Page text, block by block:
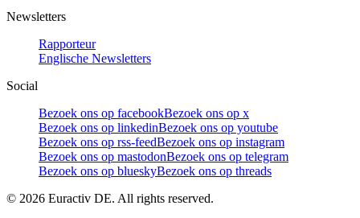
Newsletters
Rapporteur
Englische Newsletters
Social
Bezoek ons op facebookBezoek ons op x
Bezoek ons op linkedinBezoek ons op youtube
Bezoek ons op rss-feedBezoek ons op instagram
Bezoek ons op mastodonBezoek ons op telegram
Bezoek ons op blueskyBezoek ons op threads
© 2026 Euractiv DE. All rights reserved.